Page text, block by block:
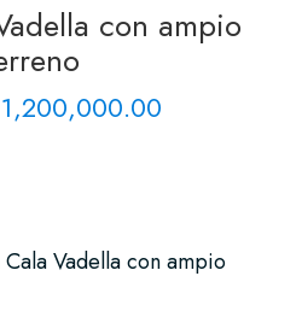
con ampio
Cala Vadella con ampio